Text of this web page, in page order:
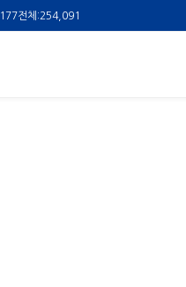
177전체:254,091